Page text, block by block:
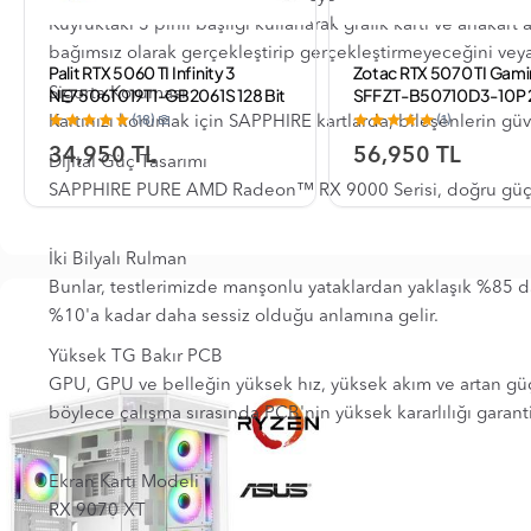
Kuyruktaki 3 pinli başlığı kullanarak grafik kartı ve
bağımsız olarak gerçekleştirip gerçekleştirmeyeceğini
Sigorta Koruması
Kartınızı korumak için SAPPHIRE kartlarda, bileşenlerin
Dijital Güç Tasarımı
SAPPHIRE PURE AMD Radeon™ RX 9000 Serisi, doğru
İki Bilyalı Rulman
Bunlar, testlerimizde manşonlu yataklardan yaklaşık %85
%10'a kadar daha sessiz olduğu anlamına gelir.
Yüksek TG Bakır PCB
GPU, GPU ve belleğin yüksek hız, yüksek akım ve artan
böylece çalışma sırasında PCB'nin yüksek kararlılığı garanti
Ekran Kartı Modeli
RX 9070 XT
Palit RTX 5060 TI Infinity 3
NE7506T019T1-GB2061S 128 Bit
GDDR7 16 GB Ekran Kartı
(18)
34,950 TL
Zotac RTX 5070 TI
SFF ZT-B50710D3-10P
GDDR7 16 GB Ekran
(1)
56,950 TL